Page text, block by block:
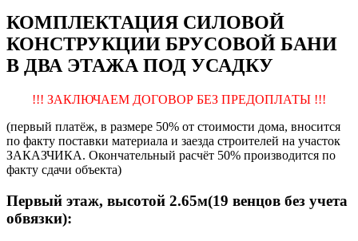
КОМПЛЕКТАЦИЯ СИЛОВОЙ
КОНСТРУКЦИИ БРУСОВОЙ БАНИ
В ДВА ЭТАЖА ПОД УСАДКУ
!!! ЗАКЛЮЧАЕМ ДОГОВОР БЕЗ ПРЕДОПЛАТЫ !!!
(первый платёж, в размере 50% от стоимости дома, вносится
по факту поставки материала и заезда строителей на участок
ЗАКАЗЧИКА. Окончательный расчёт 50% производится по
факту сдачи объекта)
Первый этаж, высотой 2.65м(19 венцов без учета
обвязки):